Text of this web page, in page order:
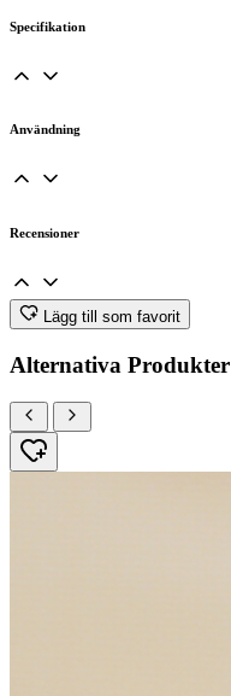
Specifikation
Användning
Recensioner
Lägg till som favorit
Alternativa Produkter